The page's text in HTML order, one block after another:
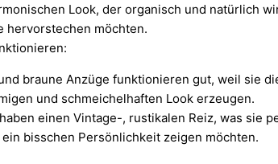
Look, der organisch und natürlich
hervorstechen möchten.
braune Anzüge funktionieren gut, weil sie
und schmeichelhaften Look erzeugen.
einen Vintage-, rustikalen Reiz, was sie
bisschen Persönlichkeit zeigen möchten.